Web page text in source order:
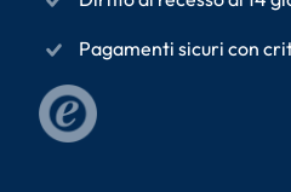
Pagamenti sicuri con